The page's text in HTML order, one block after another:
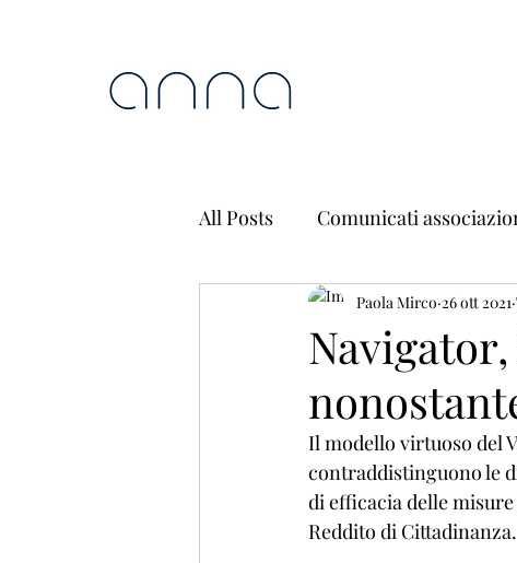
All Posts Comunicati
Paola Mirco 26 ott 2021
Il modello virtuoso del
contraddistinguono le
di efficacia delle
Reddito di Cittadinanza.